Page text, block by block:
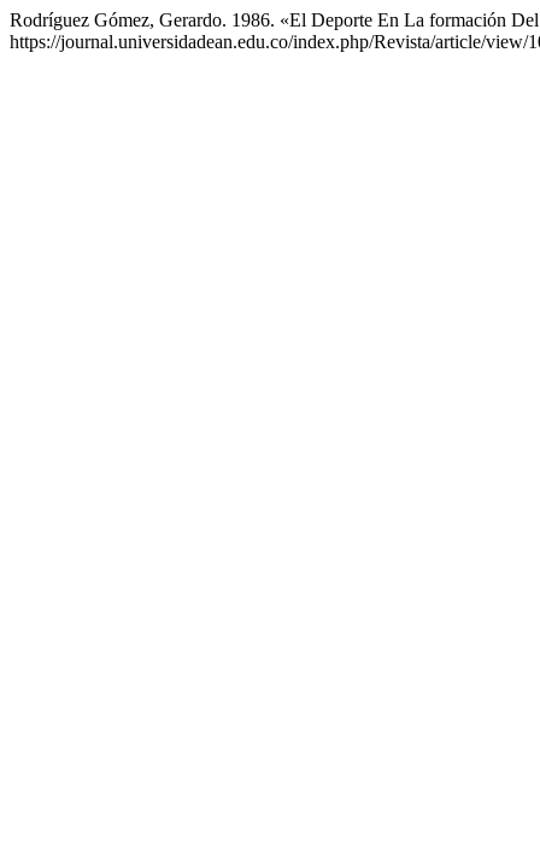
Rodríguez Gómez, Gerardo. 1986. «El Deporte En La formación
https://journal.universidadean.edu.co/index.php/Revista/article/view/